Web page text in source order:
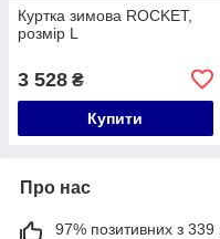
Куртка зимова ROCKET,
розмір L
3 528 ₴
Купити
Про нас
97% позитивних з 339